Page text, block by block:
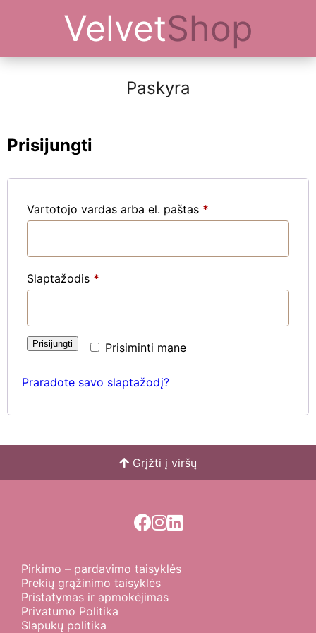
VelvetShop
Paskyra
Prisijungti
Vartotojo vardas arba el. paštas *
Slaptažodis *
Prisiminti mane
Prisijungti
Praradote savo slaptažodį?
Grįžti į viršų
Pirkimo – pardavimo taisyklės
Prekių grąžinimo taisyklės
Pristatymas ir apmokėjimas
Privatumo Politika
Slapukų politika